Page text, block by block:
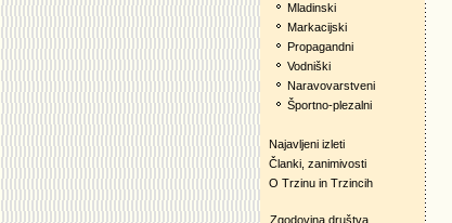
Mladinski
Markacijski
Propagandni
Vodniški
Naravovarstveni
Športno-plezalni
Najavljeni izleti
Članki, zanimivosti
O Trzinu in Trzincih
Zgodovina društva